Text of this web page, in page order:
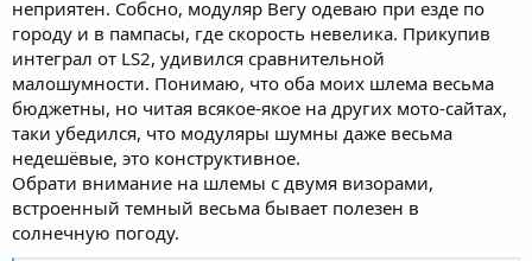
неприятен. Собсно, модуляр Вегу одеваю при езде по
городу и в пампасы, где скорость невелика. Прикупив
интеграл от LS2, удивился сравнительной
малошумности. Понимаю, что оба моих шлема весьма
бюджетны, но читая всякое-якое на других мото-сайтах,
таки убедился, что модуляры шумны даже весьма
недешёвые, это конструктивное.
Обрати внимание на шлемы с двумя визорами,
встроенный темный весьма бывает полезен в
солнечную погоду.